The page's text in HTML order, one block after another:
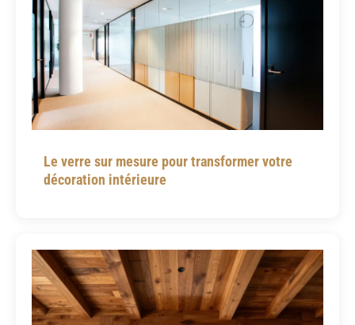
Le verre sur mesure pour transformer votre
décoration intérieure